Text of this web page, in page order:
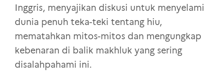
Inggris, menyajikan diskusi untuk menyelami
dunia penuh teka-teki tentang hiu,
mematahkan mitos-mitos dan mengungkap
kebenaran di balik makhluk yang sering
disalahpahami ini.